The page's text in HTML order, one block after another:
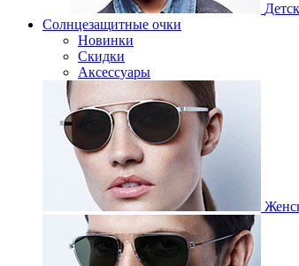
Солнцезащитные очки
Новинки
Скидки
Аксессуары